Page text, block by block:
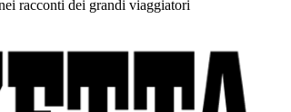
racconti dei grandi viaggiatori